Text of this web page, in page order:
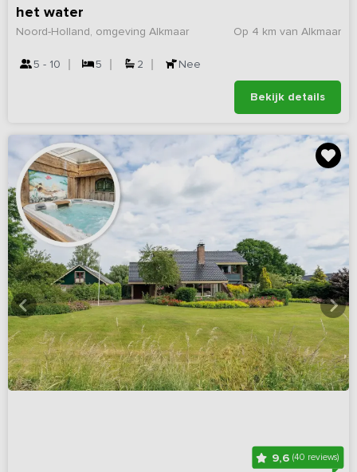
het water
Op 4 km van Alkmaar
Noord-Holland, omgeving Alkmaar
5 - 10 5 2 Nee
Bekijk details
9,6 (40 reviews)